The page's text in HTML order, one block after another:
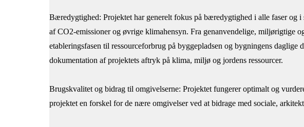
Bæredygtighed: Projektet har generelt fokus på bæredygtighed i alle faser og
af CO2-emissioner og øvrige klimahensyn. Fra genanvendelige, miljørigtige
etableringsfasen til ressourceforbrug på byggepladsen og bygningens daglige
dokumentation af projektets aftryk på klima, miljø og jordens ressourcer.
Brugskvalitet og bidrag til omgivelserne: Projektet fungerer optimalt og
projektet en forskel for de nære omgivelser ved at bidrage med sociale,